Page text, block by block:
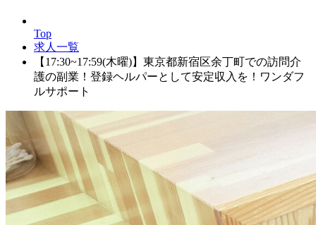
Top
求人一覧
【17:30~17:59(木曜)】東京都新宿区余丁町での訪問介
護の副業！登録ヘルパーとして安定収入を！ワンダフ
ルサポート